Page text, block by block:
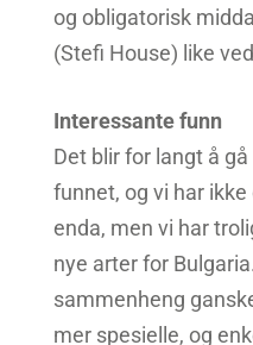
og obligatorisk
(Stefi House) like
Interessante funn
Det blir for langt å
funnet, og vi har
enda, men vi har
nye arter for
sammenheng
mer spesielle, og